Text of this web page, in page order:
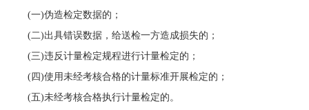
(一)伪造检定数据的；
(二)出具错误数据，给送检一方造成损失的；
(三)违反计量检定规程进行计量检定的；
(四)使用未经考核合格的计量标准开展检定的；
(五)未经考核合格执行计量检定的。